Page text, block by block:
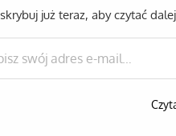
już teraz, aby czytać